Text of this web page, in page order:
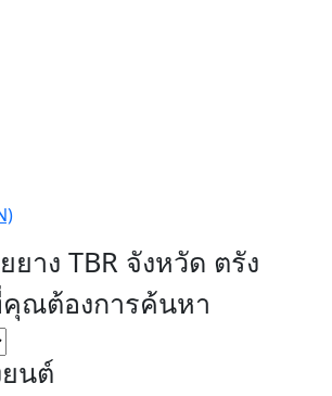
าง TBR จังหวัด ตรัง
คุณต้องการค้นหา
นต์